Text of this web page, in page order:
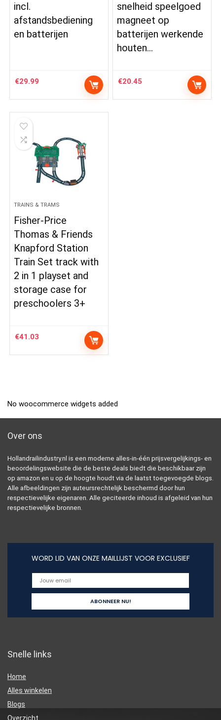
incl.
afstandsbediening
en batterijen
€29.99
snelheid speelgoed
magneet op
batterijen werkende
houten…
€20.45
TRAINS & TRAMS
Fisher-Price
Thomas & Friends
Knapford Station
Train Set track with
2 in 1 playset and
storage case for
preschoolers 3+
€41.03
No woocommerce widgets added
Over ons
Hollandrailindustry.nl is een moderne alles-in-één prijsvergelijkings- en
beoordelingswebsite die de beste deals biedt die beschikbaar zijn
op amazon en u op de hoogte houdt via de laatst toegevoegde blogs.
Alle afbeeldingen zijn auteursrechtelijk beschermd door hun
respectievelijke eigenaren. Alle geciteerde inhoud is afgeleid van hun
respectievelijke bronnen.
WORD LID VAN ONZE MAILLIJST VOOR EXCLUSIEF
Snelle links
Home
Alles winkelen
Blogs
Overzicht